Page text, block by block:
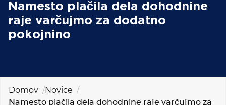
ZAGOVORNIŠTVO
AmChamYOUNG
ČLANSTVO
Namesto plačila dela dohodnine
raje varčujmo za dodatno
pokojnino
Domov
Novice
Namesto plačila dela dohodnine raje varčujmo za